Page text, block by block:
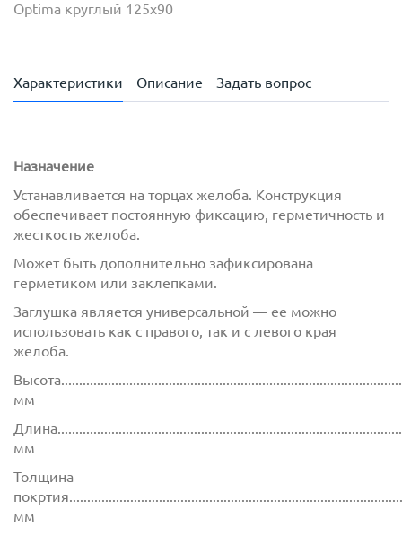
Optima круглый 125х90
Характеристики Описание Задать вопрос
Назначение
Устанавливается на торцах желоба. Конструкция
обеспечивает постоянную фиксацию, герметичность и
жесткость желоба.
Может быть дополнительно зафиксирована
герметиком или заклепками.
Заглушка является универсальной — ее можно
использовать как с правого, так и с левого края
желоба.
мм
мм
Толщина
мм